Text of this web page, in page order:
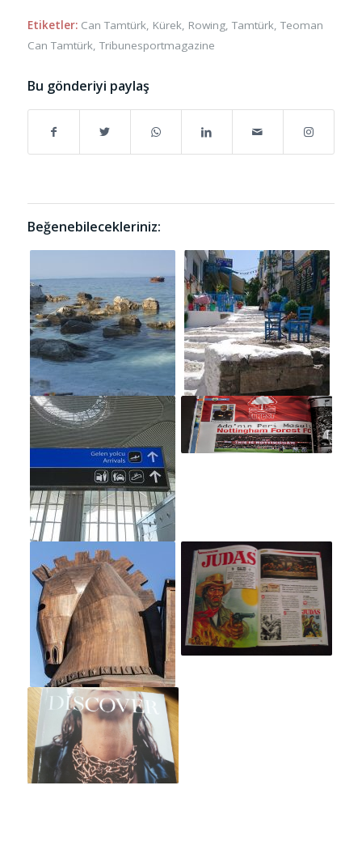
Etiketler: Can Tamtürk, Kürek, Rowing, Tamtürk, Teoman
Can Tamtürk, Tribunesportmagazine
Bu gönderiyi paylaş
Beğenebilecekleriniz: